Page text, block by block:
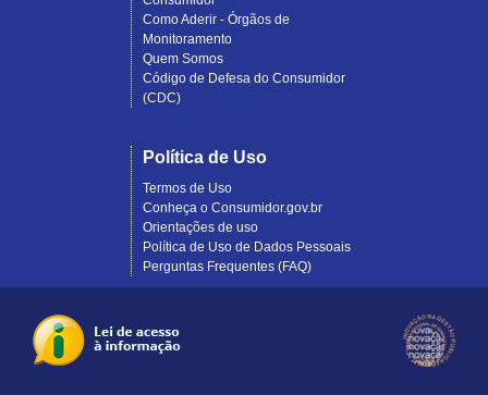
Como Aderir - Órgãos de
Monitoramento
Quem Somos
Código de Defesa do Consumidor
(CDC)
Política de Uso
Termos de Uso
Conheça o Consumidor.gov.br
Orientações de uso
Política de Uso de Dados Pessoais
Perguntas Frequentes (FAQ)